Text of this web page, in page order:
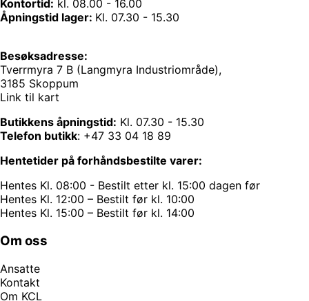
Kontortid: kl. 08.00 - 16.00
Åpningstid lager: Kl. 07.30 - 15.30
Besøksadresse:
Tverrmyra 7 B (Langmyra Industriområde),
3185 Skoppum
Link til kart
Butikkens åpningstid: Kl. 07.30 - 15.30
Telefon butikk: +47 33 04 18 89
Hentetider på forhåndsbestilte varer:
Hentes Kl. 08:00 - Bestilt etter kl. 15:00 dagen før
Hentes Kl. 12:00 – Bestilt før kl. 10:00
Hentes Kl. 15:00 – Bestilt før kl. 14:00
Om oss
Ansatte
Kontakt
Om KCL